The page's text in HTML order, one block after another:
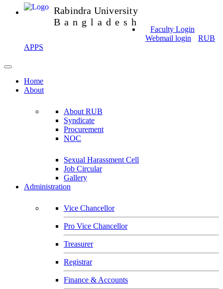
Rabindra University
Bangladesh
Faculty Login
Webmail login
RUB
APPS
Home
About
About RUB
Syndicate
Procurement
NOC
Sexual Harassment Cell
Job Circular
Gallery
Administration
Vice Chancellor
Pro Vice Chancellor
Treasurer
Registrar
Finance & Accounts